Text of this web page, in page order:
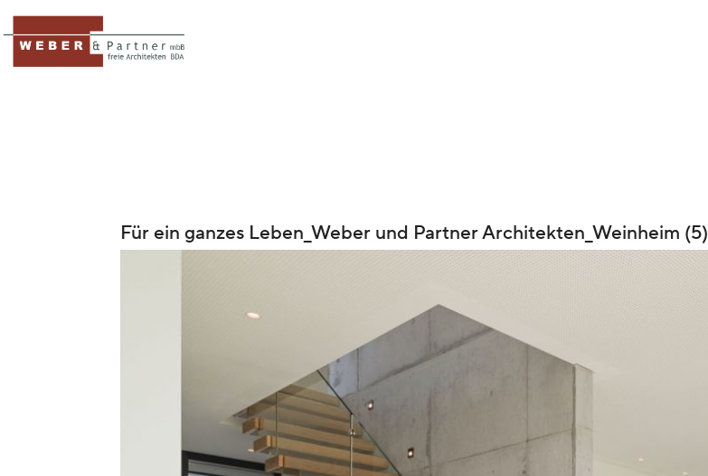
Für ein ganzes Leben_Weber und Partner Architekten_Weinheim (5)